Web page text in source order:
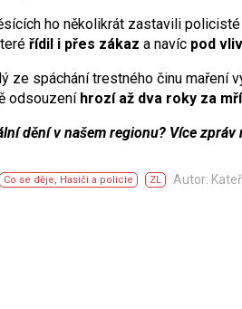
ho několikrát zastavili
řídil i přes zákaz a navíc pod
ze spáchání trestného činu maření
odsouzení hrozí až dva roky za
dění v našem regionu? Více zpráv
Co se děje, Hasiči a policie ZL Autor: